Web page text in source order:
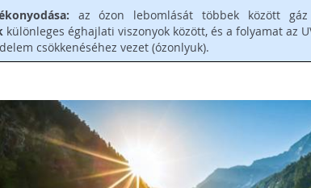
az ózon lebomlását többek között gáz
különleges éghajlati viszonyok között, és a folyamat az
csökkenéséhez vezet (ózonlyuk).